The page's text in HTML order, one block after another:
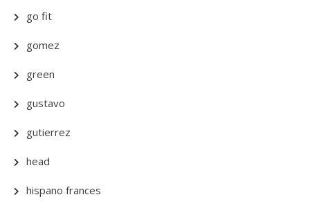
go fit
gomez
green
gustavo
gutierrez
head
hispano frances